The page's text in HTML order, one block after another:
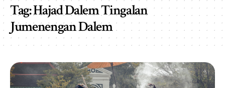
Tag:Hajad Dalem Tingalan
Jumenengan Dalem